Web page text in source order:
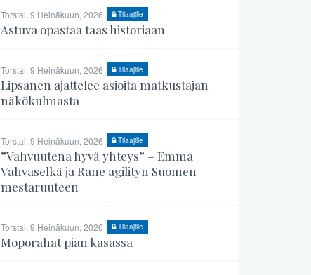
Torstai, 9 Heinäkuun, 2026 Tilaajille
Astuva opastaa taas historiaan
Torstai, 9 Heinäkuun, 2026 Tilaajille
Lipsanen ajattelee asioita matkustajan
näkökulmasta
Torstai, 9 Heinäkuun, 2026 Tilaajille
”Vahvuutena hyvä yhteys” – Emma
Vahvaselkä ja Rane agilityn Suomen
mestaruuteen
Torstai, 9 Heinäkuun, 2026 Tilaajille
Moporahat pian kasassa